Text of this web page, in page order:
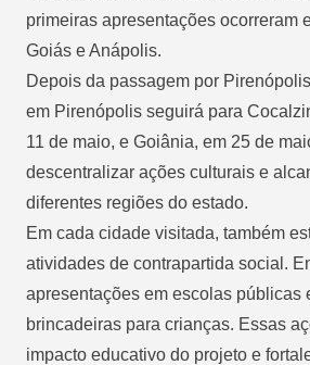
primeiras apresentações ocorreram
Goiás e Anápolis.
Depois da passagem por
em Pirenópolis seguirá para
11 de maio, e Goiânia, em 25 de
descentralizar ações culturais e
diferentes regiões do estado.
Em cada cidade visitada, também
atividades de contrapartida social.
apresentações em escolas públicas
brincadeiras para crianças. Essas
impacto educativo do projeto e